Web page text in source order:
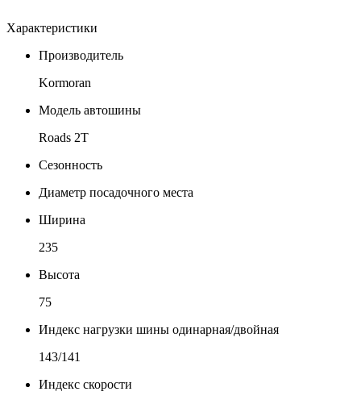
Характеристики
Производитель
Kormoran
Модель автошины
Roads 2T
Сезонность
Диаметр посадочного места
Ширина
235
Высота
75
Индекс нагрузки шины одинарная/двойная
143/141
Индекс скорости